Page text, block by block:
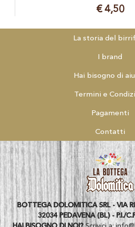
€ 4,50
La storia del
I brand
Hai bisogno di
Termini e
Pagamenti
Contatti
BOTTEGA DOLOMITICA SRL - VIA
32034 PEDAVENA (BL) - P.I./